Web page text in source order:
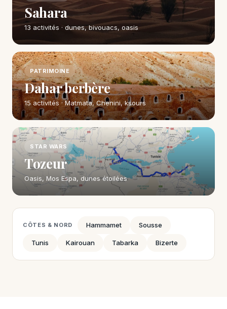
Sahara
13 activités · dunes, bivouacs, oasis
PATRIMOINE
Dahar berbère
15 activités · Matmata, Chenini, ksours
STAR WARS
Tozeur
Oasis, Mos Espa, dunes étoilées
CÔTES & NORD Hammamet Sousse
Tunis Kairouan Tabarka Bizerte